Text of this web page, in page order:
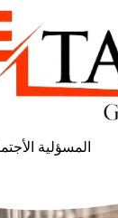
المسؤلية